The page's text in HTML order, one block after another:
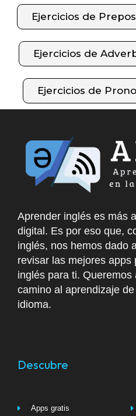
Ejercicios de
Ejercicios de
Ejercicios de
Aprender inglés es más
digital. Es por eso que,
inglés, nos hemos dado
revisar las mejores apps
inglés para ti. Queremos
camino al aprendizaje
idioma.
Descubre
Apps gratis